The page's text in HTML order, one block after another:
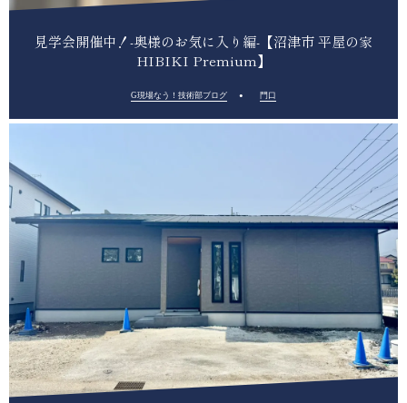
見学会開催中！-奥様のお気に入り編-【沼津市 平屋の家
HIBIKI Premium】
G現場なう！技術部ブログ 門口